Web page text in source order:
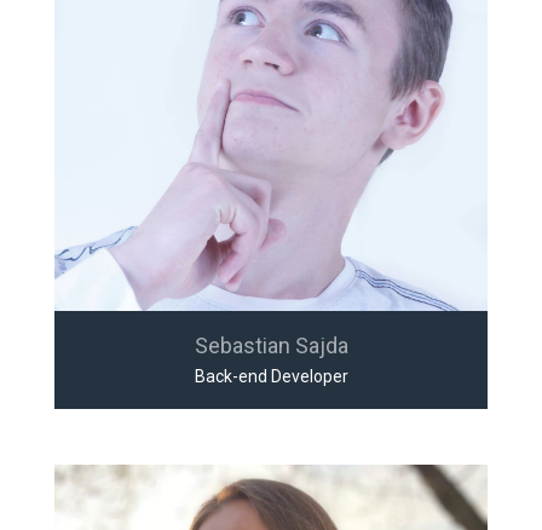
Sebastian Sajda
Back-end Developer